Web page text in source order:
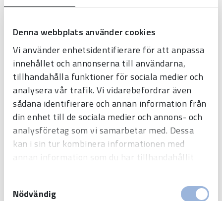
Denna webbplats använder cookies
Vi använder enhetsidentifierare för att anpassa
innehållet och annonserna till användarna,
tillhandahålla funktioner för sociala medier och
analysera vår trafik. Vi vidarebefordrar även
sådana identifierare och annan information från
din enhet till de sociala medier och annons- och
analysföretag som vi samarbetar med. Dessa
kan i sin tur kombinera informationen med
annan information som du har tillhandahållit
eller som de har samlat in när du har använt
Nödvändig
Teckenfärg
Front
Kommunikation